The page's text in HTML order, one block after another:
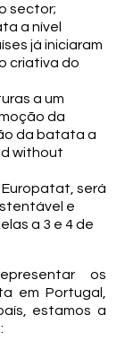
sector;
a nível
já iniciaram
criativa do
a um
da
da batata a
without
será
e
a 3 e 4 de
os
em Portugal,
estamos a